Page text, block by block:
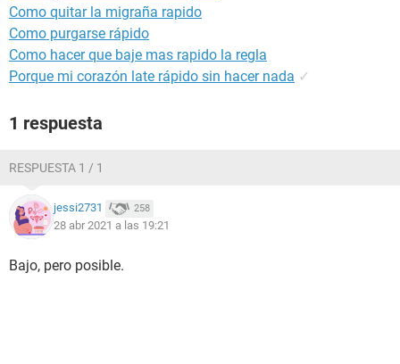
Como quitar la migraña rapido
Como purgarse rápido
Como hacer que baje mas rapido la regla
Porque mi corazón late rápido sin hacer nada ✓
1 respuesta
RESPUESTA 1 / 1
jessi2731 258
28 abr 2021 a las 19:21
Bajo, pero posible.